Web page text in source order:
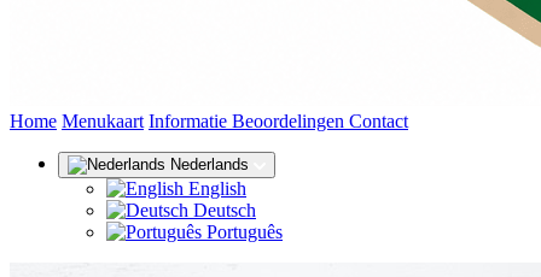
Home Menukaart Informatie (huidige)
Beoordelingen Contact
Nederlands
English
Deutsch
Português